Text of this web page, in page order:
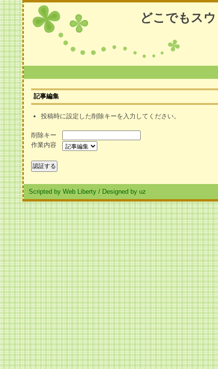
どこでもス
記事編集
投稿時に設定した削除キーを入力してください。
削除キー
作業内容
Scripted by Web Liberty / Designed by uz